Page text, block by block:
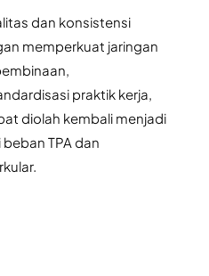
dan konsistensi
memperkuat jaringan
praktik kerja,
diolah kembali menjadi
TPA dan